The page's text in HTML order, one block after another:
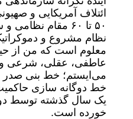
ائتلاف آمریکایی و
۵۰ تا ۶۰ مقام
نظام مشروع و
معلوم است که من از
عاطفی، عقلی، شرعی و
می‌ایستم؛ خط بنی صدر
خط دوگانه سازی
یک سال گذشته توسط
خورده است.